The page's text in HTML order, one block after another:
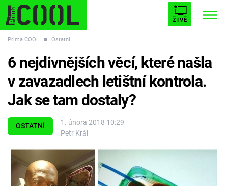
ŽIVĚ
ESCAPE PLNEJ KOTEL AVENGERS 5
Témata
Filmy
Prima COOL ■ Ostatní
OSTATNÍ
1. února 2018 10:29
Petr Král
6 nejdivnějších věcí, které našla
v zavazadlech letištní kontrola.
Jak se tam dostaly?